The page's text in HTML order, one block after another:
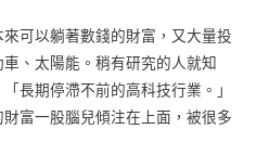
可以躺著數錢的財富，又大量投
、太陽能。稍有研究的人就知
長期停滯不前的高科技行業。」
富一股腦兒傾注在上面，被很多